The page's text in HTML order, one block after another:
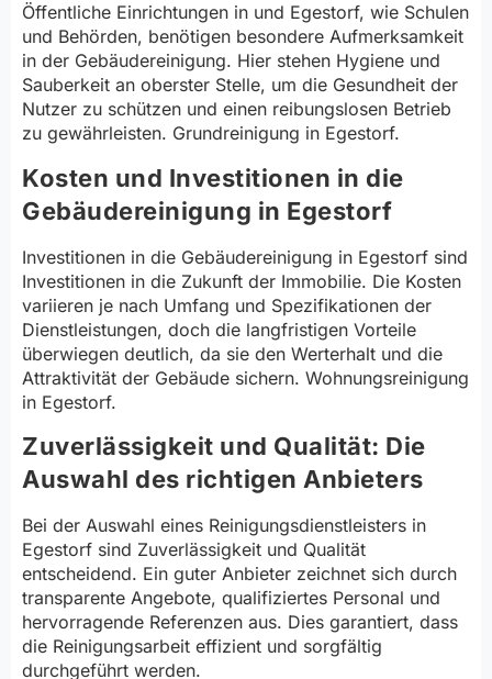
Öffentliche Einrichtungen in und Egestorf, wie Schulen
und Behörden, benötigen besondere Aufmerksamkeit
in der Gebäudereinigung. Hier stehen Hygiene und
Sauberkeit an oberster Stelle, um die Gesundheit der
Nutzer zu schützen und einen reibungslosen Betrieb
zu gewährleisten. Grundreinigung in Egestorf.
Kosten und Investitionen in die
Gebäudereinigung in Egestorf
Investitionen in die Gebäudereinigung in Egestorf sind
Investitionen in die Zukunft der Immobilie. Die Kosten
variieren je nach Umfang und Spezifikationen der
Dienstleistungen, doch die langfristigen Vorteile
überwiegen deutlich, da sie den Werterhalt und die
Attraktivität der Gebäude sichern. Wohnungsreinigung
in Egestorf.
Zuverlässigkeit und Qualität: Die
Auswahl des richtigen Anbieters
Bei der Auswahl eines Reinigungsdienstleisters in
Egestorf sind Zuverlässigkeit und Qualität
entscheidend. Ein guter Anbieter zeichnet sich durch
transparente Angebote, qualifiziertes Personal und
hervorragende Referenzen aus. Dies garantiert, dass
die Reinigungsarbeit effizient und sorgfältig
durchgeführt werden.